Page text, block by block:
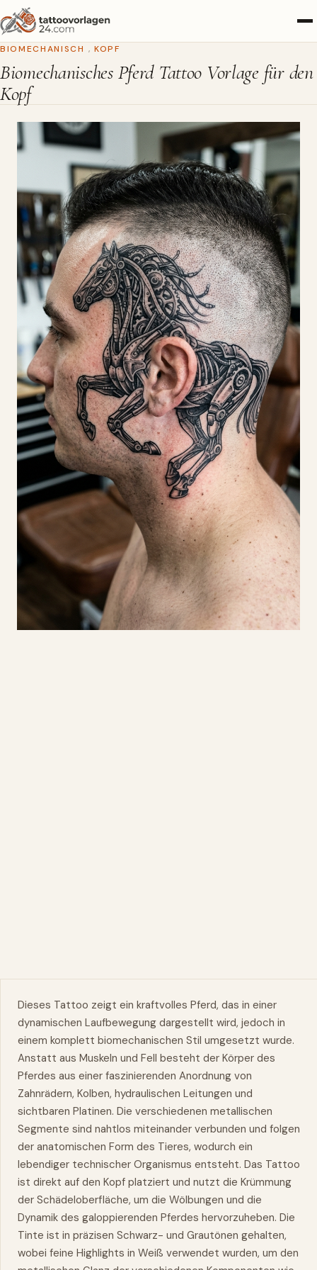
BIOMECHANISCH , KOPF
Biomechanisches Pferd Tattoo Vorlage für den
Kopf
Dieses Tattoo zeigt ein kraftvolles Pferd, das in einer
dynamischen Laufbewegung dargestellt wird, jedoch in
einem komplett biomechanischen Stil umgesetzt wurde.
Anstatt aus Muskeln und Fell besteht der Körper des
Pferdes aus einer faszinierenden Anordnung von
Zahnrädern, Kolben, hydraulischen Leitungen und
sichtbaren Platinen. Die verschiedenen metallischen
Segmente sind nahtlos miteinander verbunden und folgen
der anatomischen Form des Tieres, wodurch ein
lebendiger technischer Organismus entsteht. Das Tattoo
ist direkt auf den Kopf platziert und nutzt die Krümmung
der Schädeloberfläche, um die Wölbungen und die
Dynamik des galoppierenden Pferdes hervorzuheben. Die
Tinte ist in präzisen Schwarz- und Grautönen gehalten,
wobei feine Highlights in Weiß verwendet wurden, um den